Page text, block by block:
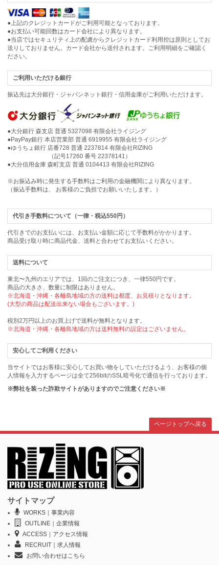
●上記のクレジットカードがご利用可能となっております。
●お支払い可能回数はカード会社により異なります。
●当店ではセキュリティ上の配慮からクレジットカード利用控は原則としてお
送りしておりません。カード会社から送付されます。ご利用明細をご確認く
ださい。
ご利用いただける銀行
振込先は大分銀行・ジャパンネット銀行・信用金庫がご利用いただけます。
●大分銀行 森支店 普通 5327098 有限会社ライジング
●PayPay銀行 本店営業部 普通 6919955 有限会社ライジング
●ゆうちょ銀行 店番728 普通 2237814 有限会社RIZING
（記号17260 番号 22378141）
●大分信用金庫 森町支店 普通 0104413 有限会社RIZING
※お振込み時に発生する手数料はご利用の金融機関により異なります。
（振込手数料は、 お客様のご負担でお願いいたします。）
代引き手数料について（一律・税込550円）
代引きでのお支払いには、お支払い金額に応じて手数料がかかります。
商品受け取り時に商品代金、送料と合わせてお支払いください。
送料について
東北〜九州のエリアでは、1回のご注文につき、一律550円です。
商品の大きさ、数量に制限はありません。
※北海道・沖縄・各離島地域の方の送料は都度、お見積りとなります。
(大型の商品は配送出来ない場合もございます。)
税別2万円以上のお買上げで送料が無料となります。
※北海道・沖縄・各離島地域の方は送料無料の設定はございません。
安心してご利用ください
当サイトではお客様に安心してお買い物をしていただけるよう、お客様の個
人情報を入力するページは全て256bitのSSL暗号化で通信を行っております。
※弊社を装った詐欺サイトがありますのでご注意ください※
ページトップへ戻る
サイトマップ
WORKS｜事業内容
OUTLINE｜企業情報
ACCESS｜アクセス情報
RECRUIT｜求人情報
お問い合わせはこちら